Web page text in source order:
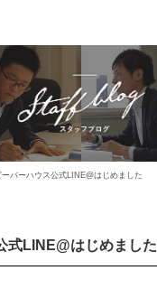
ーバーハウス公式LINE@はじめました
式LINE@はじめました